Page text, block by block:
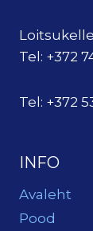
Tel: +372
Tel: +372
INFO
Avaleht
Pood